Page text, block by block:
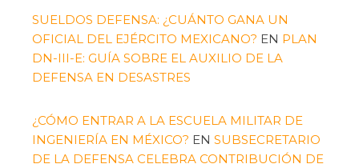
SUELDOS DEFENSA: ¿CUÁNTO GANA UN
OFICIAL DEL EJÉRCITO MEXICANO? EN PLAN
DN-III-E: GUÍA SOBRE EL AUXILIO DE LA
DEFENSA EN DESASTRES
¿CÓMO ENTRAR A LA ESCUELA MILITAR DE
INGENIERÍA EN MÉXICO? EN SUBSECRETARIO
DE LA DEFENSA CELEBRA CONTRIBUCIÓN DE